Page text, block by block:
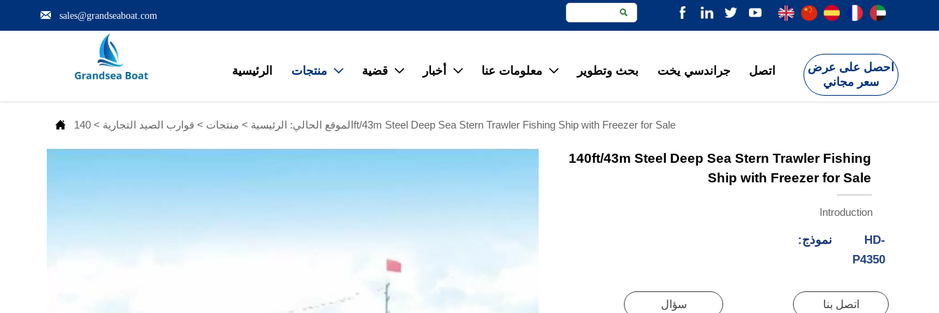
 sales@grandseaboat.com 
الرئيسية منتجات  قضية  أخبار  معلومات عنا  بحث وتطوير جراندسي يخت اتصل
احصل على عرض
سعر مجاني
 الموقع الحالي: الرئيسية > منتجات > قوارب الصيد التجارية > 140ft/43m Steel Deep Sea Stern Trawler Fishing Ship with Freezer for Sale
140ft/43m Steel Deep Sea Stern Trawler Fishing
Ship with Freezer for Sale
Introduction
نموذج:
HD-
P4350
سؤال اتصل بنا